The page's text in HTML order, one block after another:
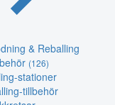
& Reballing
(126)
stationer
tillbehör